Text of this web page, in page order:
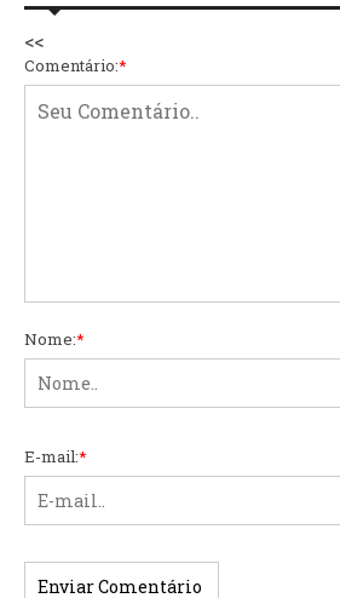
<<
Comentário:*
Nome:*
E-mail:*